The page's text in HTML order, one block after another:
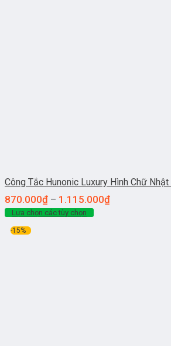
Công Tắc Hunonic Luxury Hình Chữ Nhật
870.000₫ – 1.115.000₫
Lựa chọn các tùy chọn
-15%